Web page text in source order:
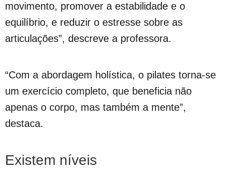
movimento, promover a estabilidade e o
equilíbrio, e reduzir o estresse sobre as
articulações”, descreve a professora.
“Com a abordagem holística, o pilates torna-se
um exercício completo, que beneficia não
apenas o corpo, mas também a mente”,
destaca.
Existem níveis